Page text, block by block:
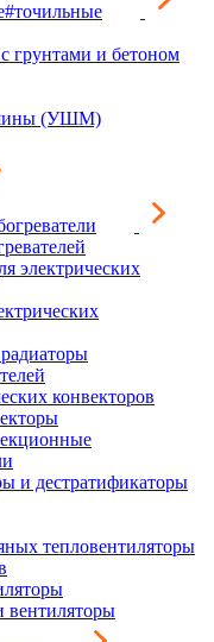
грунтами и бетоном
(УШМ)
электрических
конвекторов
и дестратификаторы
тепловентиляторы
вентиляторы